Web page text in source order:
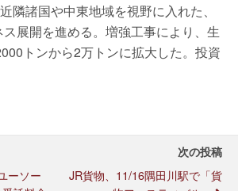
隣諸国や中東地域を視野に入れた、
展開を進める。増強工事により、生
トンから2万トンに拡大した。投資
ーソー
次の投稿
JR貨物、11/16隅田川駅で「貨